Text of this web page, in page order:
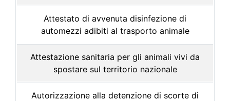
Attestato di avvenuta disinfezione di
automezzi adibiti al trasporto animale
Attestazione sanitaria per gli animali vivi da
spostare sul territorio nazionale
Autorizzazione alla detenzione di scorte di